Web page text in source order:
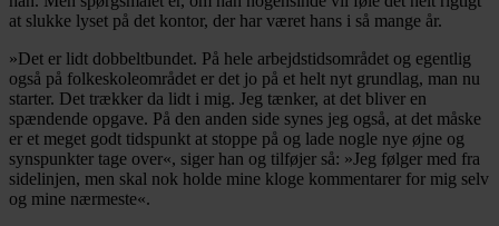
at slukke lyset på det kontor, der har været hans i så mange år.
»Det er lidt dobbeltbundet. På hele arbejdstidsområdet og egentlig
også på folkeskoleområdet er det jo på et helt nyt grundlag, man nu
starter. Det trækker da lidt i mig. Jeg tænker, at det bliver en
spændende opgave. På den anden side synes jeg også, at det måske
er et meget godt tidspunkt at stoppe på og lade nogle nye øjne og
synspunkter tage over«, siger han og tilføjer så: »Jeg følger med fra
sidelinjen, men skal nok holde mine kloge kommentarer for mig selv
og mine nærmeste«.